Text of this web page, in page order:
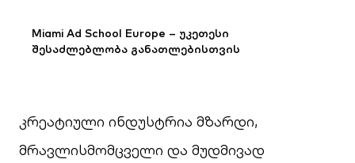
Miami Ad School Europe – უკეთესი
შესაძლებლობა განათლებისთვის
კრეატიული ინდუსტრია მზარდი,
მრავლისმომცველი და მუდმივად